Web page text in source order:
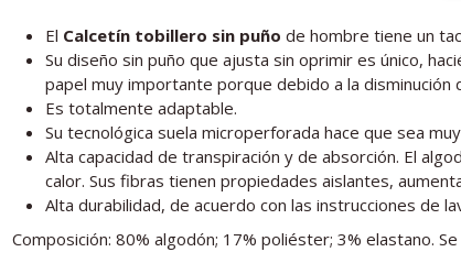
El Calcetín tobillero sin puño de hombre tiene un
Su diseño sin puño que ajusta sin oprimir es único,
papel muy importante porque debido a la
Es totalmente adaptable.
Su tecnológica suela microperforada hace que sea
Alta capacidad de transpiración y de absorción. El
calor. Sus fibras tienen propiedades aislantes,
Alta durabilidad, de acuerdo con las instrucciones de
Composición: 80% algodón; 17% poliéster; 3% elastano.